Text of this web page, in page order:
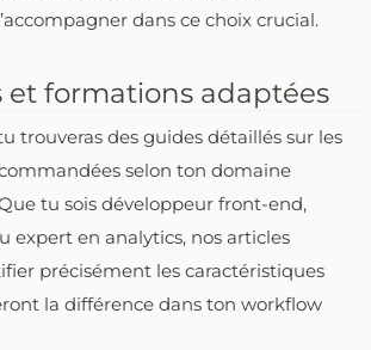
dans ce choix crucial.
et formations adaptées
trouveras des guides détaillés sur les
selon ton domaine
tu sois développeur front-end,
expert en analytics, nos articles
précisément les caractéristiques
la différence dans ton workflow